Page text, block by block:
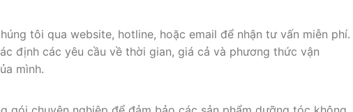
tôi qua website, hotline, hoặc email để nhận tư vấn miễn phí.
định các yêu cầu về thời gian, giá cả và phương thức vận
mình.